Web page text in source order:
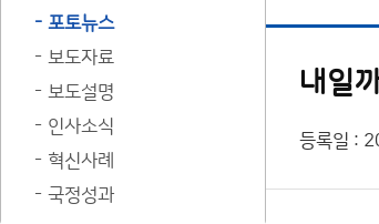
포토뉴스
보도자료
보도설명
인사소식
혁신사례
국정성과
내일
등록일 :